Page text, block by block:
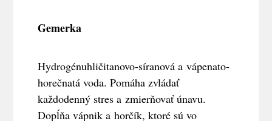
Gemerka
Hydrogénuhličitanovo-síranová a vápenato-
horečnatá voda. Pomáha zvládať
každodenný stres a zmierňovať únavu.
Dopĺňa vápnik a horčík, ktoré sú vo